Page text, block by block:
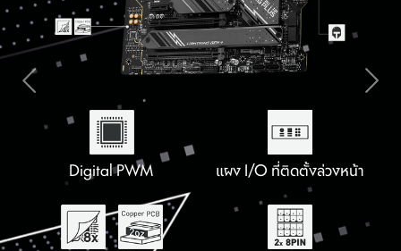
Digital PWM แผง I/O ที่ติดตั้งล่วงหน้า
โซลูชันเครือข่าย 2.5G Lightning USB 20G
Extended Heatsink M.2 Shield Frozr